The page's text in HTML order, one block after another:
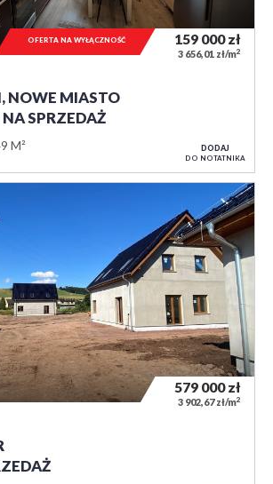
NOWE MIASTO
SPRZEDAŻ
M²
159 000zł
3 656,01 zł/m2
OFERTA NA WYŁĄCZNOŚĆ
DODAJ
DO NOTATNIKA
579 000zł
3 902,67 zł/m2